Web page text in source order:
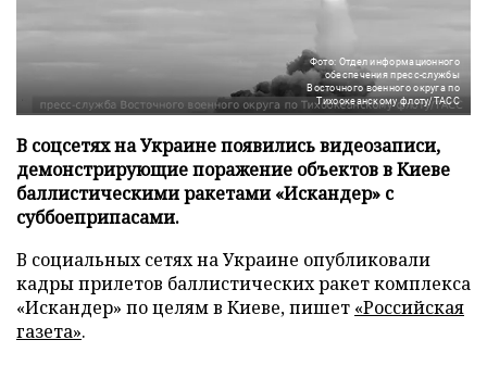
Фото: Отдел информационного
обеспечения пресс-службы
Восточного военного округа по
Тихоокеанскому флоту/ТАСС
В соцсетях на Украине появились видеозаписи,
демонстрирующие поражение объектов в Киеве
баллистическими ракетами «Искандер» с
суббоеприпасами.
В социальных сетях на Украине опубликовали
кадры прилетов баллистических ракет комплекса
«Искандер» по целям в Киеве, пишет «Российская
газета».